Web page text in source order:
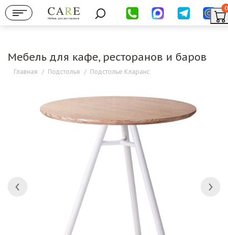
Мебель для ресторанов
0
Мебель для кафе, ресторанов и баров
Главная / Подстолья / Подстолье Кларанс